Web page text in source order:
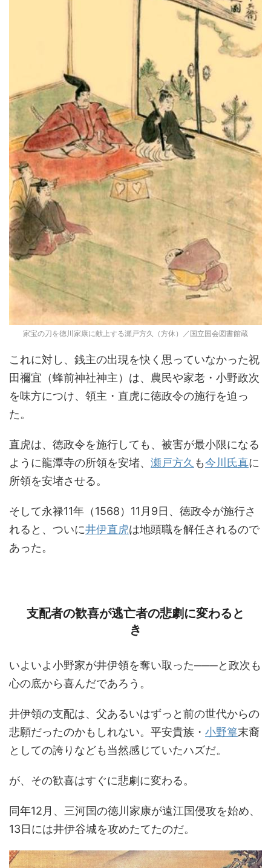
家宝の刀を徳川家康に献上する瀬戸方久（方休）／国立国会図書館蔵
これに対し、銭主の出現を快く思っていなかった祝
田禰宜（蜂前神社神主）は、農民や家老・小野政次
を味方につけ、領主・直虎に徳政令の施行を迫っ
た。
直虎は、徳政令を施行しても、被害が最小限になる
ように龍潭寺の所領を安堵、 瀬戸方久 も今川氏真に
所領を安堵させる。
そして永禄11年（1568）11月9日、徳政令が施行さ
れると、ついに井伊直虎は地頭職を解任されるので
あった。
支配者の歓喜が逃亡者の悲劇に変わると
き
いよいよ小野家が井伊領を奪い取った───と政次も
心の底から喜んだであろう。
井伊領の支配は、父あるいはずっと前の世代からの
悲願だったのかもしれない。平安貴族・ 小野篁末裔
としての誇りなども当然感じていたハズだ。
が、その歓喜はすぐに悲劇に変わる。
同年12月、三河国の徳川家康が遠江国侵攻を始め、
13日には井伊谷城を攻めたてたのだ。